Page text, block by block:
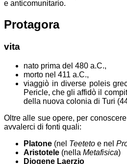
e anticomunitario.
Protagora
vita
nato prima del 480 a.C.,
morto nel 411 a.C.,
viaggiò in diverse poleis
Pericle, che gli affidò il
della nuova colonia di Turi
Oltre alle sue opere, per
avvalerci di fonti quali:
Platone (nel Teeteto e nel
Aristotele (nella Metafisica)
Diogene Laerzio